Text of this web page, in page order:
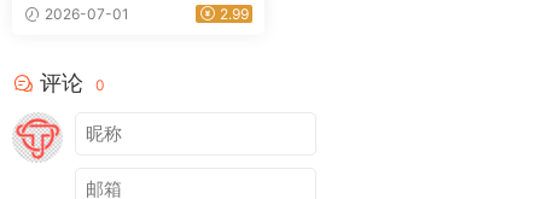
2026-07-01 2.99
评论 0